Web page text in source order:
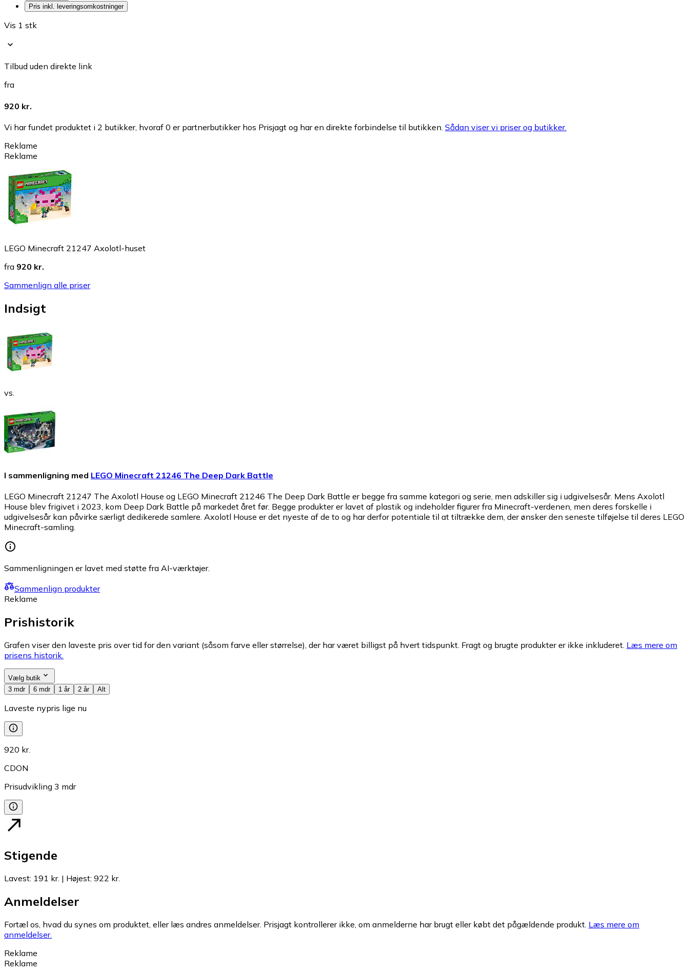
Pris inkl. leveringsomkostninger
Vis 1 stk
Tilbud uden direkte link
fra
920 kr.
Vi har fundet produktet i 2 butikker, hvoraf 0 er partnerbutikker hos Prisjagt og har en direkte forbindelse til butikken. Sådan viser vi priser og butikker.
Reklame
Reklame
LEGO Minecraft 21247 Axolotl-huset
fra 920 kr.
Sammenlign alle priser
Indsigt
vs.
I sammenligning med LEGO Minecraft 21246 The Deep Dark Battle
LEGO Minecraft 21247 The Axolotl House og LEGO Minecraft 21246 The Deep Dark Battle er begge fra samme kategori og serie, men adskiller sig i udgivelsesår. Mens Axolotl
House blev frigivet i 2023, kom Deep Dark Battle på markedet året før. Begge produkter er lavet af plastik og indeholder figurer fra Minecraft-verdenen, men deres forskelle i
udgivelsesår kan påvirke særligt dedikerede samlere. Axolotl House er det nyeste af de to og har derfor potentiale til at tiltrække dem, der ønsker den seneste tilføjelse til deres LEGO
Minecraft-samling.
Sammenligningen er lavet med støtte fra AI-værktøjer.
Sammenlign produkter
Reklame
Prishistorik
Grafen viser den laveste pris over tid for den variant (såsom farve eller størrelse), der har været billigst på hvert tidspunkt. Fragt og brugte produkter er ikke inkluderet. Læs mere om
prisens historik.
Vælg butik
3 mdr
6 mdr 1 år 2 år Alt
Laveste nypris lige nu
920 kr.
CDON
Prisudvikling 3 mdr
Stigende
Lavest: 191 kr. | Højest: 922 kr.
Anmeldelser
Fortæl os, hvad du synes om produktet, eller læs andres anmeldelser. Prisjagt kontrollerer ikke, om anmelderne har brugt eller købt det pågældende produkt. Læs mere om
anmeldelser.
Reklame
Reklame